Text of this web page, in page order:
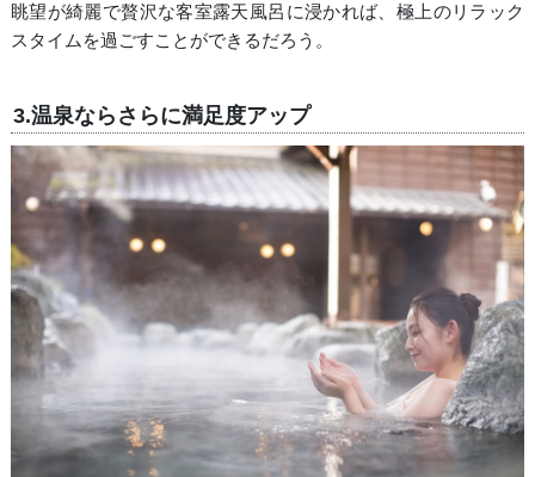
眺望が綺麗で贅沢な客室露天風呂に浸かれば、極上のリラック
スタイムを過ごすことができるだろう。
3.温泉ならさらに満足度アップ